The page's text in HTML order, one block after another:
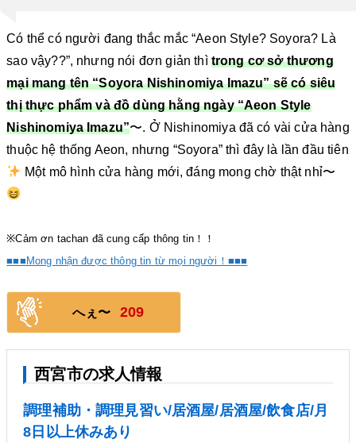
Có thể có người đang thắc mắc “Aeon Style? Soyora? Là
sao vậy??”, nhưng nói đơn giản thì trong cơ sở thương
mại mang tên “Soyora Nishinomiya Imazu” sẽ có siêu
thị thực phẩm và đồ dùng hằng ngày “Aeon Style
Nishinomiya Imazu”〜. Ở Nishinomiya đã có vài cửa hàng
thuộc hệ thống Aeon, nhưng “Soyora” thì đây là lần đầu tiên
Một mô hình cửa hàng mới, đáng mong chờ thật nhỉ〜
※Cảm ơn tachan đã cung cấp thông tin！！
■■■Mong nhận được thông tin từ mọi người！■■■
へぇ〜 209
西宮市の求人情報
調理補助・調理見習い/居酒屋/居酒屋/飲食店/月
8日以上休みあり